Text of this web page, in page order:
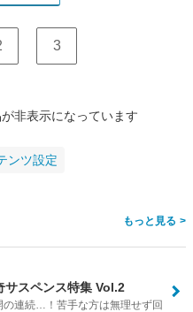
3
非表示になっています
ンツ設定
>
サスペンス特集 Vol.2
の連続…！苦手な方は無理せず回